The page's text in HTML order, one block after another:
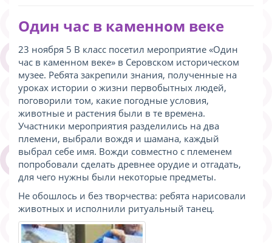
Один час в каменном веке
23 ноября 5 В класс посетил мероприятие «Один
час в каменном веке» в Серовском историческом
музее. Ребята закрепили знания, полученные на
уроках истории о жизни первобытных людей,
поговорили том, какие погодные условия,
животные и растения были в те времена.
Участники мероприятия разделились на два
племени, выбрали вождя и шамана, каждый
выбрал себе имя. Вожди совместно с племенем
попробовали сделать древнее орудие и отгадать,
для чего нужны были некоторые предметы.
Не обошлось и без творчества: ребята нарисовали
животных и исполнили ритуальный танец.